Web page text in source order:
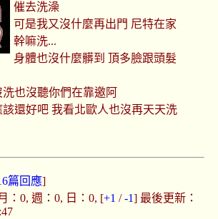
催去洗澡
可是我又沒什麼再出門 尼特在家
幹嘛洗...
身體也沒什麼髒到 頂多臉跟頭髮
也沒聽你們在靠邀阿
還好吧 我看北歐人也沒再天天洗
篇回應]
：0, 週：0, 日：0, [+1 /-1] 最後更新：